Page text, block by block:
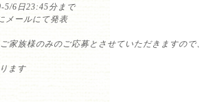
5/6日23:45分まで
メールにて発表
家族様のみのご応募とさせていただきますので
ます